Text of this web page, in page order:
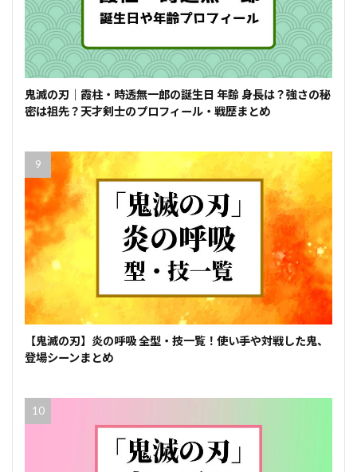
鬼滅の刃｜霞柱・時透無一郎の誕生日 年齢 身長は？強さの秘
密は祖先？天才剣士のプロフィール・戦歴まとめ
【鬼滅の刃】炎の呼吸 全型・技一覧！使い手や対戦した鬼、
登場シーンまとめ